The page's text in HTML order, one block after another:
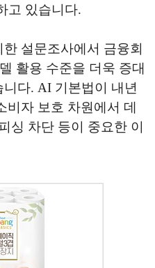
고 있습니다.
설문조사에서 금융회
활용 수준을 더욱 증대
다. AI 기본법이 내년
자 보호 차원에서 데
싱 차단 등이 중요한 이